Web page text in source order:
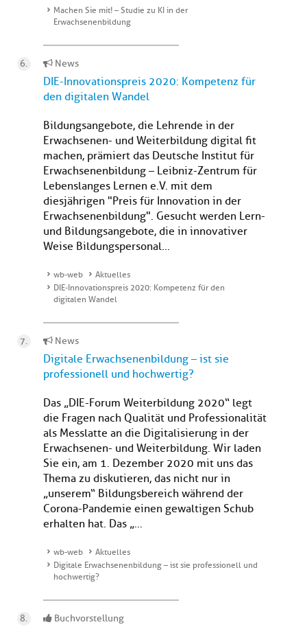
Machen Sie mit! – Studie zu KI in der
Erwachsenenbildung
News
DIE-Innovationspreis 2020: Kompetenz für
den digitalen Wandel
Bildungsangebote, die Lehrende in der
Erwachsenen- und Weiterbildung digital fit
machen, prämiert das Deutsche Institut für
Erwachsenenbildung – Leibniz-Zentrum für
Lebenslanges Lernen e.V. mit dem
diesjährigen "Preis für Innovation in der
Erwachsenenbildung". Gesucht werden Lern-
und Bildungsangebote, die in innovativer
Weise Bildungspersonal...
wb-web
Aktuelles
DIE-Innovationspreis 2020: Kompetenz für den
digitalen Wandel
News
Digitale Erwachsenenbildung – ist sie
professionell und hochwertig?
Das „DIE-Forum Weiterbildung 2020“ legt
die Fragen nach Qualität und Professionalität
als Messlatte an die Digitalisierung in der
Erwachsenen- und Weiterbildung. Wir laden
Sie ein, am 1. Dezember 2020 mit uns das
Thema zu diskutieren, das nicht nur in
„unserem“ Bildungsbereich während der
Corona-Pandemie einen gewaltigen Schub
erhalten hat. Das „...
wb-web
Aktuelles
Digitale Erwachsenenbildung – ist sie professionell und
hochwertig?
Buchvorstellung